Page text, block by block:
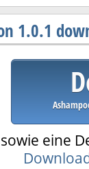
1.0.1
eine